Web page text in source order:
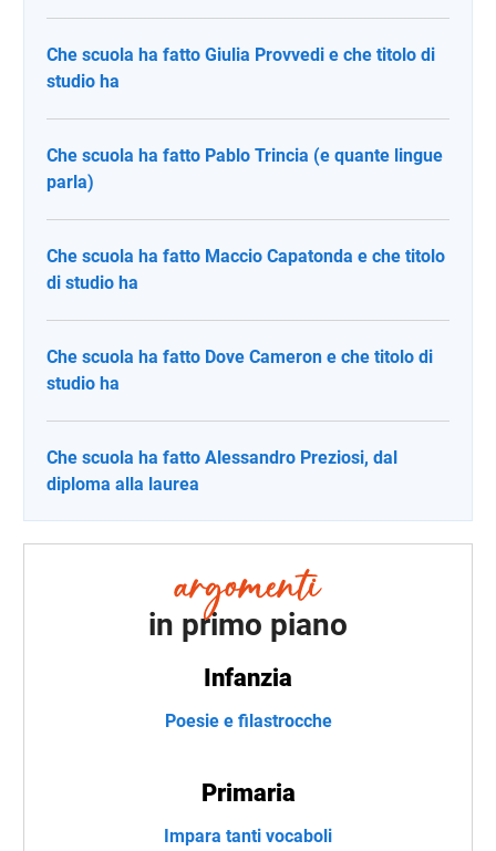
Che scuola ha fatto Giulia Provvedi e che titolo di
studio ha
Che scuola ha fatto Pablo Trincia (e quante lingue
parla)
Che scuola ha fatto Maccio Capatonda e che titolo
di studio ha
Che scuola ha fatto Dove Cameron e che titolo di
studio ha
Che scuola ha fatto Alessandro Preziosi, dal
diploma alla laurea
in primo piano
Infanzia
Poesie e filastrocche
Primaria
Impara tanti vocaboli